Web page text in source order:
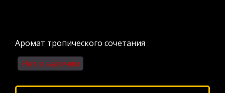
Аромат тропического сочетания
Нет в наличии